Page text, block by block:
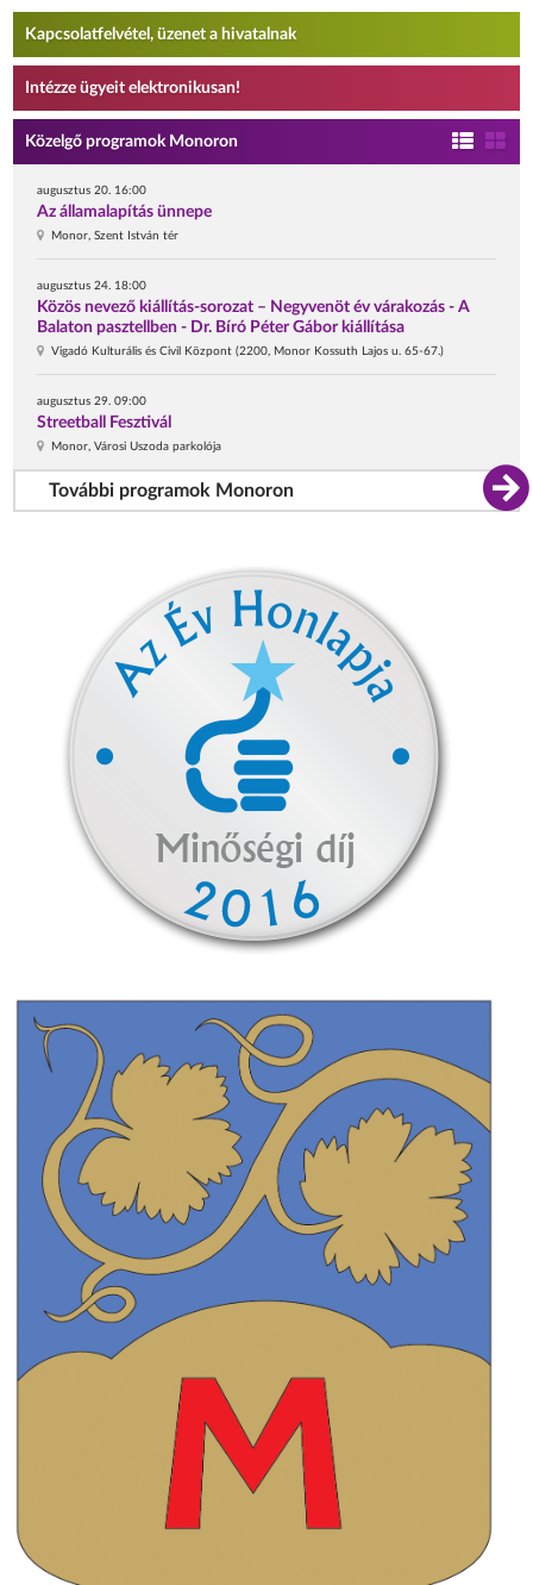
Kapcsolatfelvétel, üzenet a hivatalnak
Intézze ügyeit elektronikusan!
Közelgő programok Monoron
augusztus 20. 16:00
Az államalapítás ünnepe
Monor, Szent István tér
augusztus 24. 18:00
Közös nevező kiállítás-sorozat – Negyvenöt év várakozás - A
Balaton pasztellben - Dr. Bíró Péter Gábor kiállítása
Vigadó Kulturális és Civil Központ (2200, Monor Kossuth Lajos u. 65-67.)
augusztus 29. 09:00
Streetball Fesztivál
Monor, Városi Uszoda parkolója
További programok Monoron